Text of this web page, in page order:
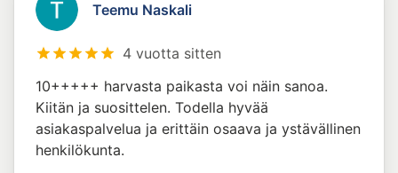
Teemu Naskali
4 vuotta sitten
10+++++ harvasta paikasta voi näin sanoa.
Kiitän ja suosittelen. Todella hyvää
asiakaspalvelua ja erittäin osaava ja ystävällinen
henkilökunta.